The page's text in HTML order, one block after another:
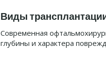
Виды
Современная
глубины и характера